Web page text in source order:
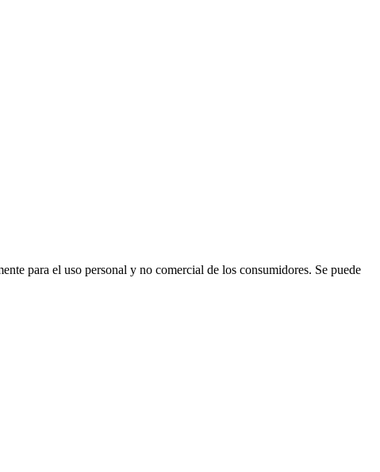
para el uso personal y no comercial de los consumidores. Se puede